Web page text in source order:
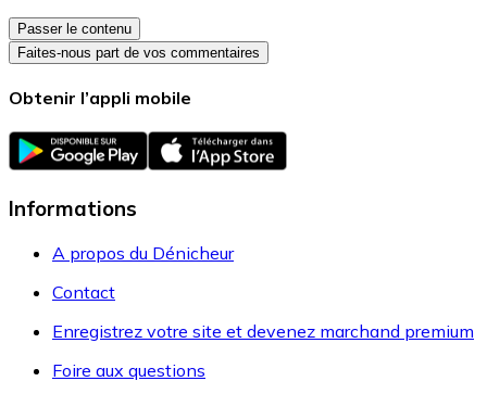
Passer le contenu
Faites-nous part de vos commentaires
Obtenir l’appli mobile
Informations
A propos du Dénicheur
Contact
Enregistrez votre site et devenez marchand premium
Foire aux questions